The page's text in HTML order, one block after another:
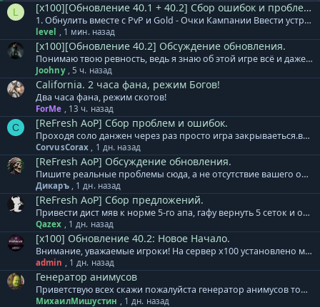
L [x100][Обновление 40.1 + 40.2] Сбор ошибок и проблем.
1. Обнулить вместе с PvP и Gold - Очки Кампании Ввести устройство копирования кровавой бижутерии (КВК,Кедд) За круглую сумму.(Актуальность кампаний) 2. Убрать всю старую бижутерию 3. Убрать весь старый и неиспользуемый на сервере Эквип( 63,65) 4. Ввести новые щиты,новые антигравы. Вернуть антигравам заточку бустерами на удачу по грейдам. Убрать бустеры из премок. 5. Ввести 70 Pve премки
level 1 мин. назад
[x100][Обновление 40.2] Обсуждение обновления.
Понимаю твою ревность, ведь я знаю об этой игре всё и даже больше. А ты за все это время лишь научился воровать чужие МтМ внешки перекрашивать их и выдавать за свои
Joohny 5 ч. назад
California. 2 часа фана, режим Богов!
Два часа фана, режим скотов!
ForMe 13 ч. назад
C [ReFresh AoP] Сбор проблем и ошибок.
Проходя соло данжен через раз просто игра закрываеться.вчера такого небыло а сегодня весь день
CorvusCorax 1 дн. назад
[ReFresh AoP] Обсуждение обновления.
Пишите реальные проблемы сюда, а не отсутствие вашего онлайна.....
Дикаръ 1 дн. назад
[ReFresh AoP] Сбор предложений.
Привести дист мяв к норме 5-го апа, гафу вернуть 5 сеток и откат, в остальном по большому всё норм.
Qazex 1 дн. назад
[x100] Обновление 40.2: Новое Начало.
Внимание, уважаемые игроки! На сервер x100 установлено мини-дополнение к обновлению 40.2. + Обновлены формулы расчета и коэффициенты для расчета урона и защиты генераторов Animus/MAU. Теперь влияние оказывают в том числе и сеттовые бонусы, при их наличии/активации. Тестирование полного обновления для сервера х100 продолжается. Обновление будет установлено в понедельник, 10 августа. Приносим извинения за задержку. База знаний сервера х100 - ссылка. Готовый клиент игры для сервера x100: Клиент на | Клиент на | Клиент на | Клиент на нашем сервере
admin 1 дн. назад
Генератор анимусов
Приветствую всех скажи пожалуйста генератор анимусов точиться модиками 1-3невежи до+3 я уже штук 30 этих модиков потратил макс до +2
МихаилМишустин 1 дн. назад